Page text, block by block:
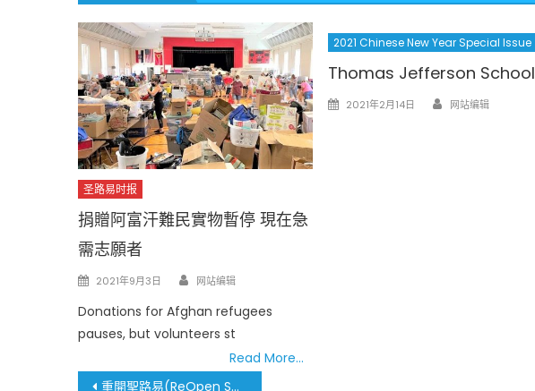
圣路易时报
捐贈阿富汗難民實物暫停 現在急
需志願者
Posted
2021年9月3日 Author
网站编辑
Donations for Afghan refugees
pauses, but volunteers st
Read More…
2021 Chinese New Year Special Issue
Thomas Jefferson School
Posted
2021年2月14日 Author
网站编辑
重開聖路易(ReOpen STL) 聖路易市、郡餐廳完全開放